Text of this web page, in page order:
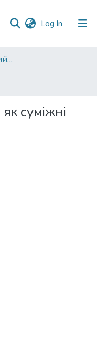
Log In (current)
04. Економіко-правовий факультет
суміжні